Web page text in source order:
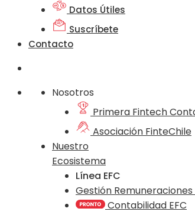
Datos Útiles
Suscríbete
Contacto
Nosotros
Primera Fintech
Asociación FinteChile
Nuestro
Ecosistema
Línea EFC
Gestión Remuneraciones
Contabilidad EFC